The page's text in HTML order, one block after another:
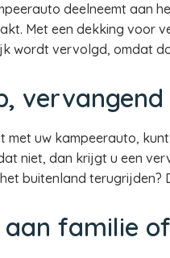
deelneemt aan
Met een dekking voor
wordt vervolgd, omdat
met uw kampeerauto,
niet, dan krijgt u een
buitenland
familie